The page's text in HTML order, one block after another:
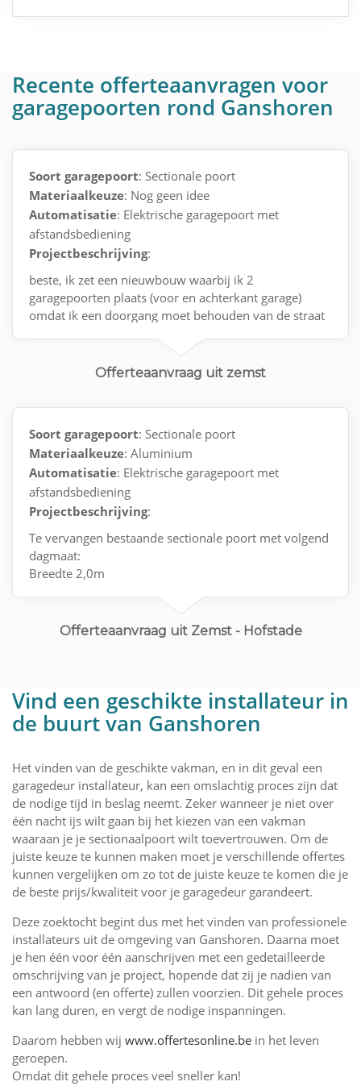
Recente offerteaanvragen voor
garagepoorten rond Ganshoren
Soort garagepoort: Sectionale poort
Materiaalkeuze: Nog geen idee
Automatisatie: Elektrische garagepoort met
afstandsbediening
Projectbeschrijving:
beste, ik zet een nieuwbouw waarbij ik 2
garagepoorten plaats (voor en achterkant garage)
omdat ik een doorgang moet behouden van de straat
Offerteaanvraag uit zemst
Soort garagepoort: Sectionale poort
Materiaalkeuze: Aluminium
Automatisatie: Elektrische garagepoort met
afstandsbediening
Projectbeschrijving:
Te vervangen bestaande sectionale poort met volgend
dagmaat:
Breedte 2,0m
Offerteaanvraag uit Zemst - Hofstade
Vind een geschikte installateur in
de buurt van Ganshoren
Het vinden van de geschikte vakman, en in dit geval een
garagedeur installateur, kan een omslachtig proces zijn dat
de nodige tijd in beslag neemt. Zeker wanneer je niet over
één nacht ijs wilt gaan bij het kiezen van een vakman
waaraan je je sectionaalpoort wilt toevertrouwen. Om de
juiste keuze te kunnen maken moet je verschillende offertes
kunnen vergelijken om zo tot de juiste keuze te komen die je
de beste prijs/kwaliteit voor je garagedeur garandeert.
Deze zoektocht begint dus met het vinden van professionele
installateurs uit de omgeving van Ganshoren. Daarna moet
je hen één voor één aanschrijven met een gedetailleerde
omschrijving van je project, hopende dat zij je nadien van
een antwoord (en offerte) zullen voorzien. Dit gehele proces
kan lang duren, en vergt de nodige inspanningen.
Daarom hebben wij www.offertesonline.be in het leven
geroepen.
Omdat dit gehele proces veel sneller kan!